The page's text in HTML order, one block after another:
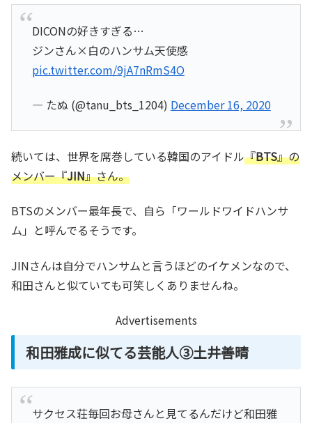
DICONの好きすぎる…
ジンさん×白のハンサム天使感
pic.twitter.com/9jA7nRmS4O
— たぬ (@tanu_bts_1204) December 16, 2020
続いては、世界を席巻している韓国のアイドル『BTS』の
メンバー『JIN』さん。
BTSのメンバー最年長で、自ら「ワールドワイドハンサ
ム」と呼んでるそうです。
JINさんは自分でハンサムと言うほどのイケメンなので、
和田さんと似ていても可笑しくありませんね。
Advertisements
和田雅成に似てる芸能人③土井善晴
サクセス荘毎回お母さんと見てるんだけど和田雅